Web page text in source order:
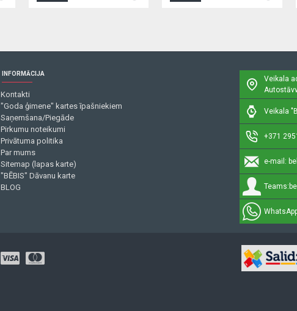
INFORMĀCIJA
Kontakti
"Goda ģimene" kartes īpašniekiem
Saņemšana/Piegāde
Pirkumu noteikumi
Privātuma politika
Par mums
Sitemap (lapas karte)
"BĒBIS" Dāvanu karte
BLOG
Veikala
Veikala
+371
e-mail:
Teams: